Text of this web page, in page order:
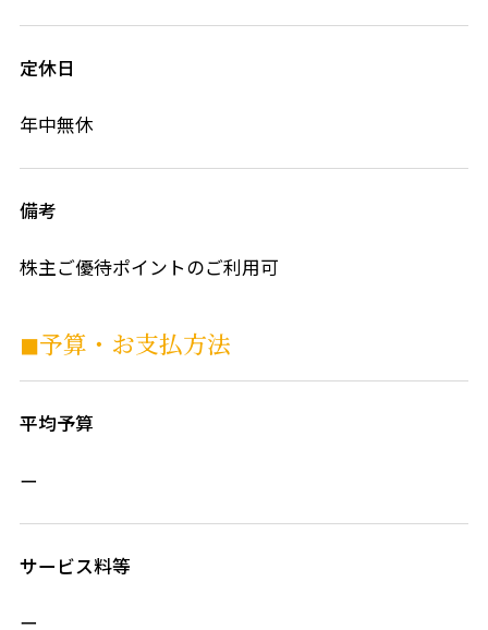
定休日
年中無休
備考
株主ご優待ポイントのご利用可
◼︎予算・お⽀払⽅法
平均予算
ー
サービス料等
ー